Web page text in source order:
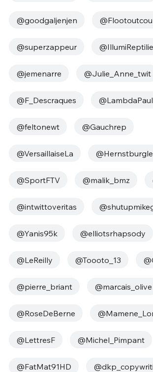
@goodgaljenjen
@superzappeur
@jemenarre @Julie_Anne_twit
@F_Descraques @LambdaPaul
@feltonewt @Gauchrep
@VersaillaiseLa
@SportFTV @malik_bmz
@intwittoveritas
@Yanis95k @elliotsrhapsody
@LeReilly @Toooto_13
@pierre_briant @marcais_olive
@RoseDeBerne
@LettresF @Michel_Pimpant
@FatMat91HD